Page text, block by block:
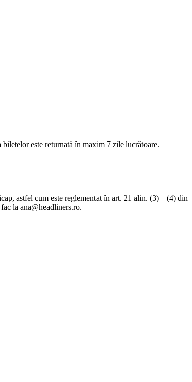
este returnată în maxim 7 zile lucrătoare.
astfel cum este reglementat în art. 21 alin. (3) – (4) din
la ana@headliners.ro.